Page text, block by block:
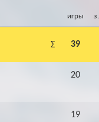
игры
Σ 39
20
19